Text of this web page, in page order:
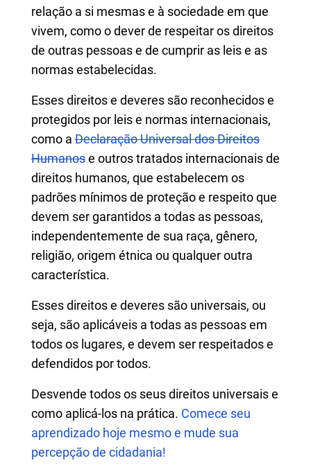
relação a si mesmas e à sociedade em que
vivem, como o dever de respeitar os direitos
de outras pessoas e de cumprir as leis e as
normas estabelecidas.
Esses direitos e deveres são reconhecidos e
protegidos por leis e normas internacionais,
como a Declaração Universal dos Direitos
Humanose outros tratados internacionais de
direitos humanos, que estabelecem os
padrões mínimos de proteção e respeito que
devem ser garantidos a todas as pessoas,
independentemente de sua raça, gênero,
religião, origem étnica ou qualquer outra
característica.
Esses direitos e deveres são universais, ou
seja, são aplicáveis a todas as pessoas em
todos os lugares, e devem ser respeitados e
defendidos por todos.
Desvende todos os seus direitos universais e
como aplicá-los na prática. Comece seu
aprendizado hoje mesmo e mude sua
percepção de cidadania!